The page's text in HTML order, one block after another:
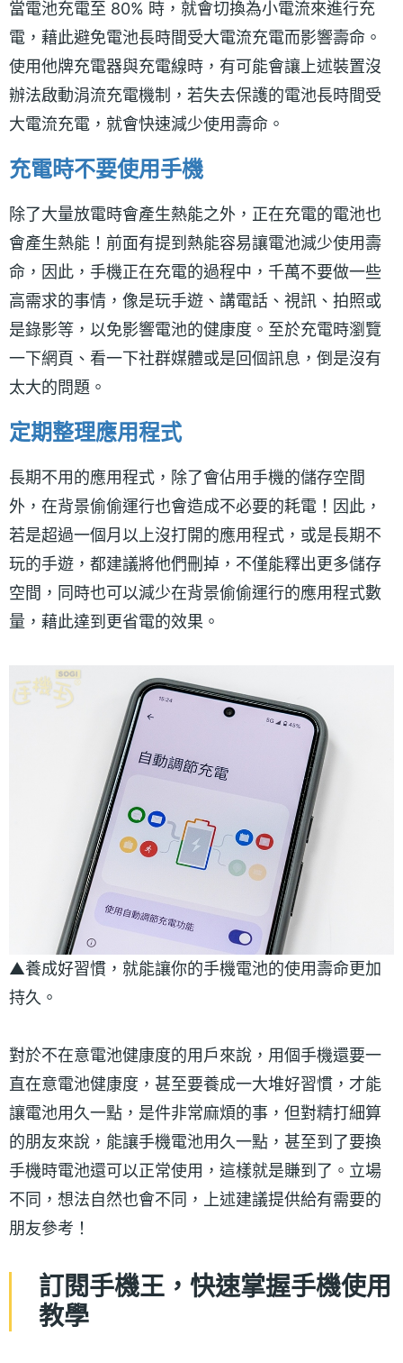
當電池充電至 80% 時，就會切換為小電流來進行充
電，藉此避免電池長時間受大電流充電而影響壽命。
使用他牌充電器與充電線時，有可能會讓上述裝置沒
辦法啟動涓流充電機制，若失去保護的電池長時間受
大電流充電，就會快速減少使用壽命。
充電時不要使用手機
除了大量放電時會產生熱能之外，正在充電的電池也
會產生熱能！前面有提到熱能容易讓電池減少使用壽
命，因此，手機正在充電的過程中，千萬不要做一些
高需求的事情，像是玩手遊、講電話、視訊、拍照或
是錄影等，以免影響電池的健康度。至於充電時瀏覽
一下網頁、看一下社群媒體或是回個訊息，倒是沒有
太大的問題。
定期整理應用程式
長期不用的應用程式，除了會佔用手機的儲存空間
外，在背景偷偷運行也會造成不必要的耗電！因此，
若是超過一個月以上沒打開的應用程式，或是長期不
玩的手遊，都建議將他們刪掉，不僅能釋出更多儲存
空間，同時也可以減少在背景偷偷運行的應用程式數
量，藉此達到更省電的效果。
▲養成好習慣，就能讓你的手機電池的使用壽命更加
持久。
對於不在意電池健康度的用戶來說，用個手機還要一
直在意電池健康度，甚至要養成一大堆好習慣，才能
讓電池用久一點，是件非常麻煩的事，但對精打細算
的朋友來說，能讓手機電池用久一點，甚至到了要換
手機時電池還可以正常使用，這樣就是賺到了。立場
不同，想法自然也會不同，上述建議提供給有需要的
朋友參考！
訂閱手機王，快速掌握手機使用
教學